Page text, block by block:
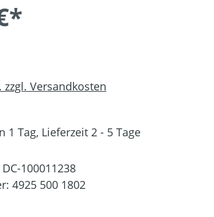
Versandkosten
1 Tag, Lieferzeit 2 - 5 Tage
DC-100011238
4925 500 1802